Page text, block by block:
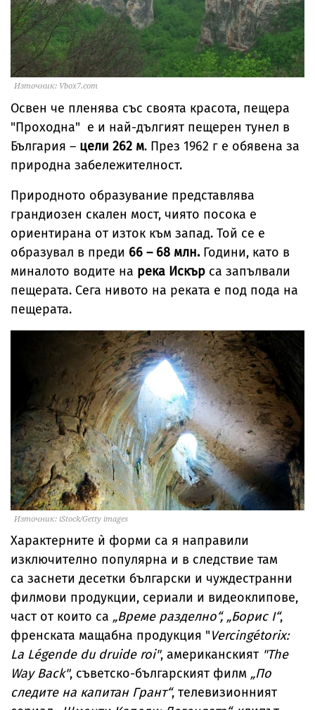
Източник: Vbox7.com
Освен че пленява със своята красота, пещера
"Проходна" е и най-дългият пещерен тунел в
България – цели 262 м. През 1962 г е обявена за
природна забележителност.
Природното образувание представлява
грандиозен скален мост, чиято посока е
ориентирана от изток към запад. Той се е
образувал в преди 66 – 68 млн.Години, като в
миналото водите на река Искър са запълвали
пещерата. Сега нивото на реката е под пода на
пещерата.
Източник: iStock/Getty images
Характерните ѝ форми са я направили
изключително популярна и в следствие там
са заснети десетки български и чуждестранни
филмови продукции, сериали и видеоклипове,
част от които са „Време разделно“, „Борис I“,
френската мащабна продукция "Vercingétorix:
La Légende du druide roi", американският "The
Way Back", съветско-българският филм „По
следите на капитан Грант“, телевизионният